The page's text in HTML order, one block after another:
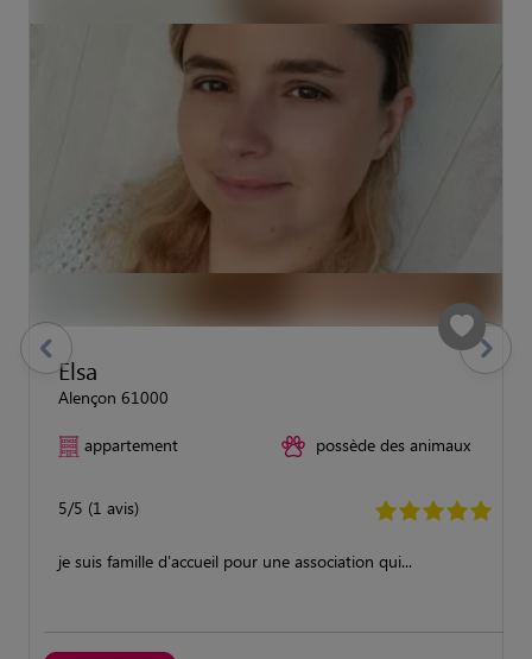
Elsa
Alençon 61000
appartement possède des animaux
5/5 (1 avis)
je suis famille d'accueil pour une association qui...
previous Suivant